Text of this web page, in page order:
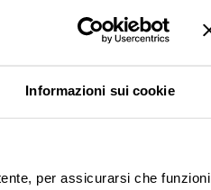
Informazioni sui cookie
per assicurarsi che funzioni